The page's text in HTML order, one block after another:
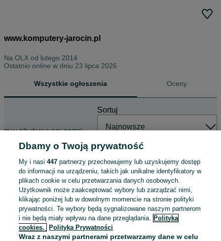
www.komputery-jarocin.pl
Na OLX od lutego 2014
Ostatnio online w dniu 23 lipca 2026
Wszystkie ogłoszenia Oceny
ZNALEŹLIŚMY 0 OGŁOSZEŃ
Sortuj
Dbamy o Twoją prywatność
My i nasi447 partnerzy przechowujemy lub uzyskujemy dostęp
do informacji na urządzeniu, takich jak unikalne identyfikatory w
plikach cookie w celu przetwarzania danych osobowych.
Użytkownik może zaakceptować wybory lub zarządzać nimi,
klikając poniżej lub w dowolnym momencie na stronie polityki
prywatności. Te wybory będą sygnalizowane naszym partnerom
i nie będą miały wpływu na dane przeglądania. Polityka
cookies,
Polityka Prywatności
Wraz z naszymi partnerami przetwarzamy dane w celu